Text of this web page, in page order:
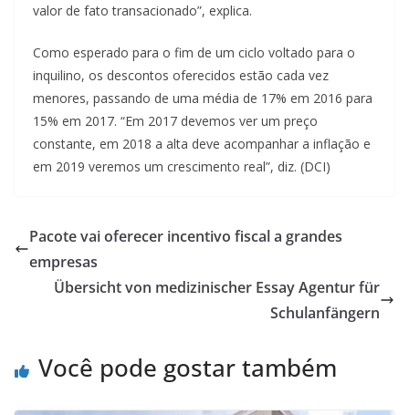
valor de fato transacionado”, explica.
Como esperado para o fim de um ciclo voltado para o
inquilino, os descontos oferecidos estão cada vez
menores, passando de uma média de 17% em 2016 para
15% em 2017. “Em 2017 devemos ver um preço
constante, em 2018 a alta deve acompanhar a inflação e
em 2019 veremos um crescimento real”, diz. (DCI)
Pacote vai oferecer incentivo fiscal a grandes
empresas
Übersicht von medizinischer Essay Agentur für
Schulanfängern
Você pode gostar também